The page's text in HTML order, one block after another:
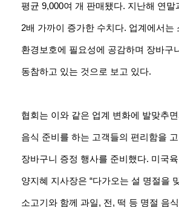
평균 9,000여 개 판매됐다. 지난해 연말
2배 가까이 증가한 수치다. 업계에서는
환경보호에 필요성에 공감하며 장바구
동참하고 있는 것으로 보고 있다.
협회는 이와 같은 업계 변화에 발맞추
음식 준비를 하는 고객들의 편리함을
장바구니 증정 행사를 준비했다. 미국
양지혜 지사장은 “다가오는 설 명절을
소고기와 함께 과일, 전, 떡 등 명절 음